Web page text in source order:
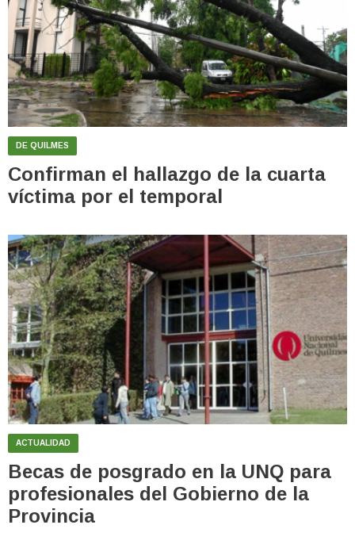
DE QUILMES
Confirman el hallazgo de la cuarta
víctima por el temporal
ACTUALIDAD
Becas de posgrado en la UNQ para
profesionales del Gobierno de la
Provincia